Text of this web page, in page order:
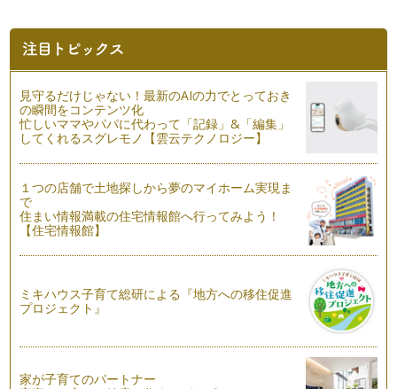
こどもと一緒にアロマをたのしもう！
まずはこどもと一緒にアロマを アロマテラピーの精油の選び
方について、再度ご紹介します。…
アロマテラピーでママもリラックスして気持ちにゆとりを！
ママをしていると何かと時間に追われる日々が続いていて、
気持ちに余裕が…
子どもと一緒にアロマで化粧水をつくってみましょう。
まだまだ春に向けて、乾燥する季節です。 娘の頬が少し乾燥
していたので、娘と一緒に使…
アロマテラピーとハーブで花粉症をやっつけよう！
花粉症におすすめの精油とハーブの紹介 寒い季節ですが、こ
イライラ解消や気分を落ち着かせるのに役立つアロマ
お読みいただき、ありがとうございます。 子育てしていると
余ったアロマオイルで簡単リードディフューザー作り
リードディフューザーとは、液体が入った容器から竹串のよう
見守るだけじゃない！最新のAIの力でとっておき
の瞬間をコンテンツ化
忙しいママやパパに代わって「記録」&「編集」
してくれるスグレモノ【雲云テクノロジー】
１つの店舗で土地探しから夢のマイホーム実現ま
で
住まい情報満載の住宅情報館へ行ってみよう！
【住宅情報館】
ミキハウス子育て総研による『地方への移住促進
プロジェクト』
家が子育てのパートナー